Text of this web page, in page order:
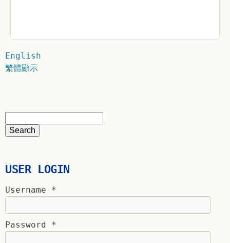
English
繁體顯示
USER LOGIN
Username *
Password *